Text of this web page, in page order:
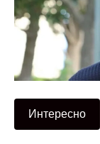
Интересно